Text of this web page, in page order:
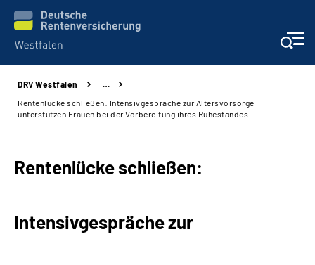
Kontakt und Beratung
Experten
DRV Westfalen
…
Rentenlücke schließen: Intensivgespräche zur Altersvorsorge
unterstützen Frauen bei der Vorbereitung ihres Ruhestandes
Rentenlücke schließen:
Intensivgespräche zur